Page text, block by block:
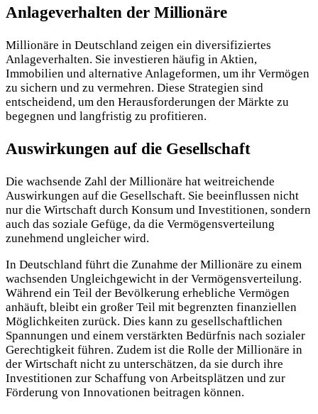
Anlageverhalten der Millionäre
Millionäre in Deutschland zeigen ein diversifiziertes
Anlageverhalten. Sie investieren häufig in Aktien,
Immobilien und alternative Anlageformen, um ihr Vermögen
zu sichern und zu vermehren. Diese Strategien sind
entscheidend, um den Herausforderungen der Märkte zu
begegnen und langfristig zu profitieren.
Auswirkungen auf die Gesellschaft
Die wachsende Zahl der Millionäre hat weitreichende
Auswirkungen auf die Gesellschaft. Sie beeinflussen nicht
nur die Wirtschaft durch Konsum und Investitionen, sondern
auch das soziale Gefüge, da die Vermögensverteilung
zunehmend ungleicher wird.
In Deutschland führt die Zunahme der Millionäre zu einem
wachsenden Ungleichgewicht in der Vermögensverteilung.
Während ein Teil der Bevölkerung erhebliche Vermögen
anhäuft, bleibt ein großer Teil mit begrenzten finanziellen
Möglichkeiten zurück. Dies kann zu gesellschaftlichen
Spannungen und einem verstärkten Bedürfnis nach sozialer
Gerechtigkeit führen. Zudem ist die Rolle der Millionäre in
der Wirtschaft nicht zu unterschätzen, da sie durch ihre
Investitionen zur Schaffung von Arbeitsplätzen und zur
Förderung von Innovationen beitragen können.